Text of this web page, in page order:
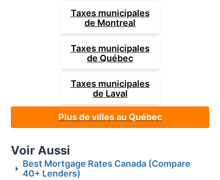
Taxes municipales
de Montreal
Taxes municipales
de Québec
Taxes municipales
de Laval
Plus de villes au Québec
Voir Aussi
Best Mortgage Rates Canada (Compare
40+ Lenders)